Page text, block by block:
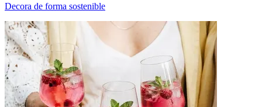
Decora de forma sostenible